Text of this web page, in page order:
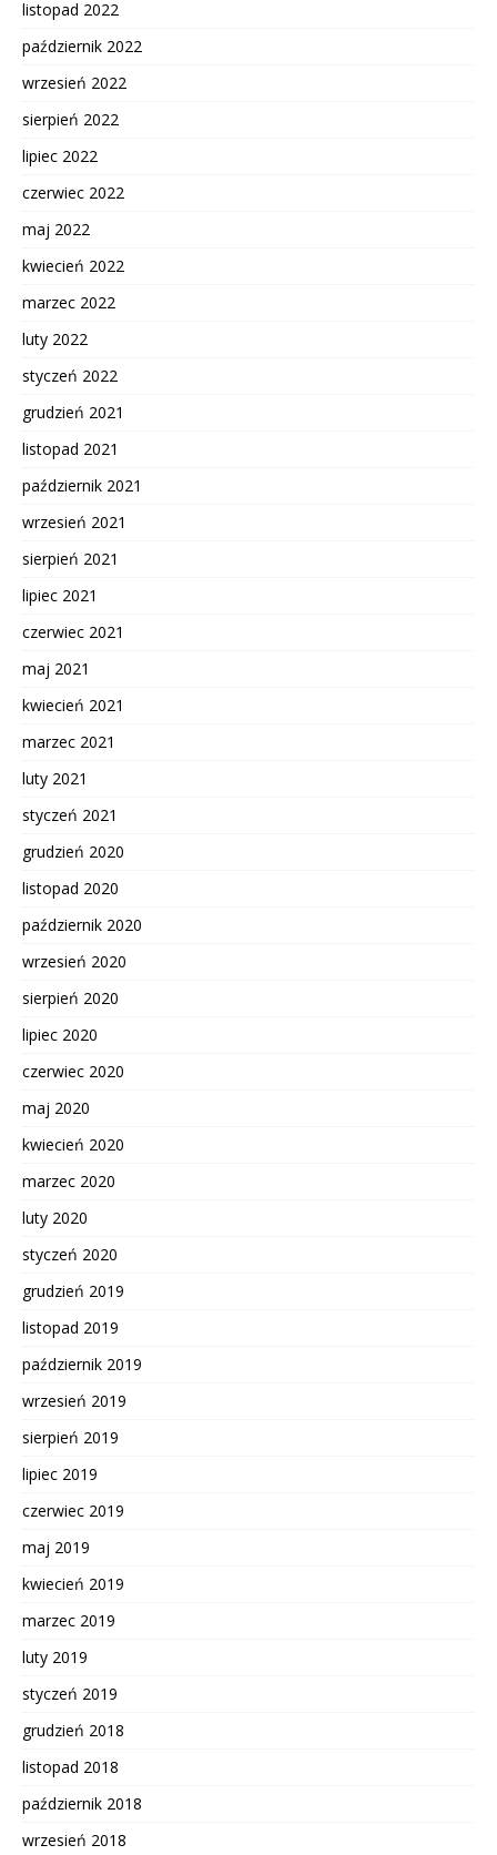
listopad 2022
październik 2022
wrzesień 2022
sierpień 2022
lipiec 2022
czerwiec 2022
maj 2022
kwiecień 2022
marzec 2022
luty 2022
styczeń 2022
grudzień 2021
listopad 2021
październik 2021
wrzesień 2021
sierpień 2021
lipiec 2021
czerwiec 2021
maj 2021
kwiecień 2021
marzec 2021
luty 2021
styczeń 2021
grudzień 2020
listopad 2020
październik 2020
wrzesień 2020
sierpień 2020
lipiec 2020
czerwiec 2020
maj 2020
kwiecień 2020
marzec 2020
luty 2020
styczeń 2020
grudzień 2019
listopad 2019
październik 2019
wrzesień 2019
sierpień 2019
lipiec 2019
czerwiec 2019
maj 2019
kwiecień 2019
marzec 2019
luty 2019
styczeń 2019
grudzień 2018
listopad 2018
październik 2018
wrzesień 2018